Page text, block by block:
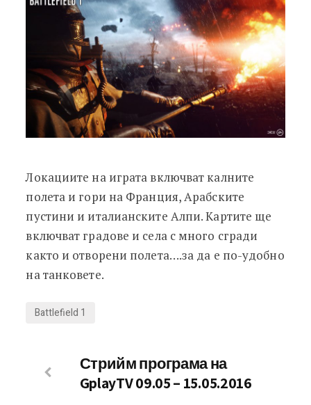
Локациите на играта включват калните
полета и гори на Франция, Арабските
пустини и италианските Алпи. Картите ще
включват градове и села с много сгради
както и отворени полета….за да е по-удобно
на танковете.
Battlefield 1
Стрийм програма на
GplayTV 09.05 – 15.05.2016